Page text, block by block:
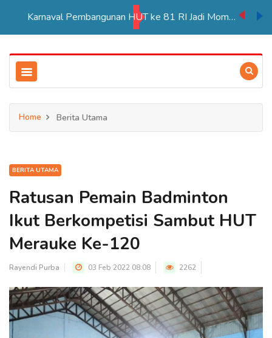
Karnaval Pembangunan HUT ke 81 RI Jadi Momentum Perkuat Persatuan di Merauke
Home Berita Utama
BERITA UTAMA
Ratusan Pemain Badminton
Ikut Berkompetisi Sambut HUT
Merauke Ke-120
Rayendi Purba 03 Feb 2022 08:08 2262